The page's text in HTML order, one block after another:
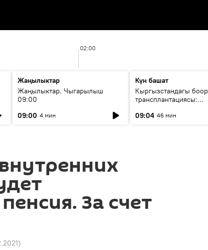
02:00
Жаңылыктар
Жаңылыктар. Чыгарылыш
09:00
09:00 4 мин
Күн башат
Кыргызстандагы боор
трансплантациясы:
келечеги
09:04 46 мин
За счет
)